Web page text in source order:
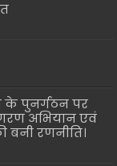
के पुनर्गठन पर
अभियान एवं
बनी रणनीति।